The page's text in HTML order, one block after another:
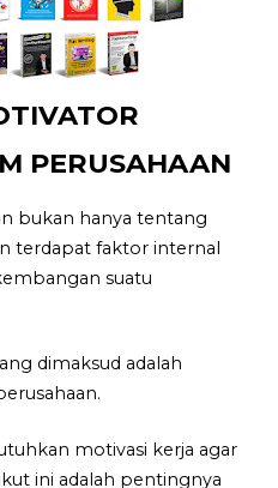
PERUSAHAAN
bukan hanya tentang
terdapat faktor internal
suatu
dimaksud adalah
motivasi kerja agar
ini adalah pentingnya